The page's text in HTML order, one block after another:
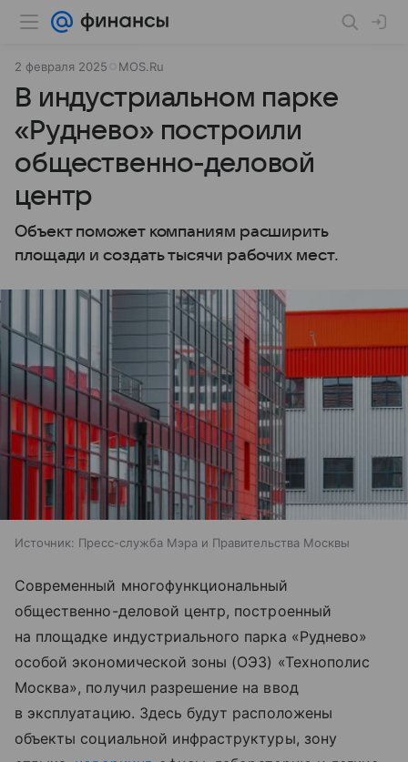
2 февраля 2025 MOS.Ru
В индустриальном парке
«Руднево» построили
общественно-деловой
центр
Объект поможет компаниям расширить
площади и создать тысячи рабочих мест.
Источник: Пресс-служба Мэра и Правительства Москвы
Современный многофункциональный
общественно-деловой центр, построенный
на площадке индустриального парка «Руднево»
особой экономической зоны (ОЭЗ) «Технополис
Москва», получил разрешение на ввод
в эксплуатацию. Здесь будут расположены
объекты социальной инфраструктуры, зону